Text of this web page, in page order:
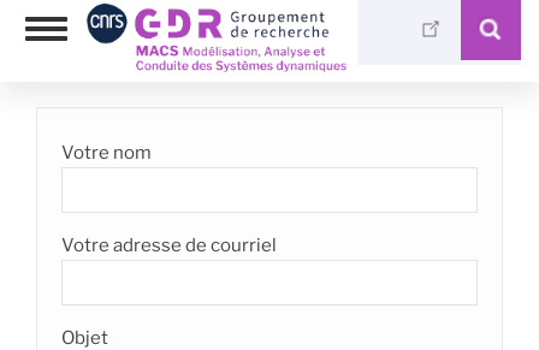
Aller
Toggle
Photothèque
Médiathèque
Votre nom
Votre adresse de courriel
Objet